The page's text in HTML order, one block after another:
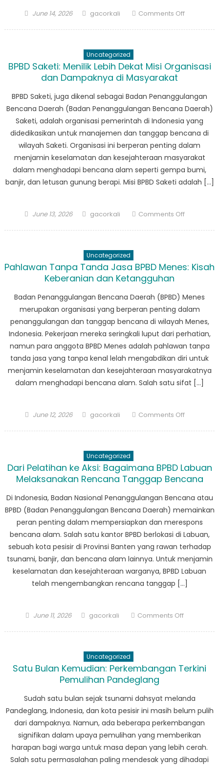
Posted
June 14, 2026 Author
gacorkali Comments Offon
Di
Dalam
Pekerjaan
BPBD
Cibaliung
Uncategorized
BPBD Saketi: Menilik Lebih Dekat Misi Organisasi
dan Dampaknya di Masyarakat
BPBD Saketi, juga dikenal sebagai Badan Penanggulangan
Bencana Daerah (Badan Penanggulangan Bencana Daerah)
Saketi, adalah organisasi pemerintah di Indonesia yang
didedikasikan untuk manajemen dan tanggap bencana di
wilayah Saketi. Organisasi ini berperan penting dalam
menjamin keselamatan dan kesejahteraan masyarakat
dalam menghadapi bencana alam seperti gempa bumi,
banjir, dan letusan gunung berapi. Misi BPBD Saketi adalah […]
Posted
June 13, 2026 Author
gacorkali Comments Offon
Dekat
di
Uncategorized
Pahlawan Tanpa Tanda Jasa BPBD Menes: Kisah
Keberanian dan Ketangguhan
Badan Penanggulangan Bencana Daerah (BPBD) Menes
merupakan organisasi yang berperan penting dalam
penanggulangan dan tanggap bencana di wilayah Menes,
Indonesia. Pekerjaan mereka seringkali luput dari perhatian,
namun para anggota BPBD Menes adalah pahlawan tanpa
tanda jasa yang tanpa kenal lelah mengabdikan diri untuk
menjamin keselamatan dan kesejahteraan masyarakatnya
dalam menghadapi bencana alam. Salah satu sifat […]
Posted
June 12, 2026 Author
gacorkali Comments Offon
BPBD
Menes:
dan
Uncategorized
Dari Pelatihan ke Aksi: Bagaimana BPBD Labuan
Melaksanakan Rencana Tanggap Bencana
Di Indonesia, Badan Nasional Penanggulangan Bencana atau
BPBD (Badan Penanggulangan Bencana Daerah) memainkan
peran penting dalam mempersiapkan dan merespons
bencana alam. Salah satu kantor BPBD berlokasi di Labuan,
sebuah kota pesisir di Provinsi Banten yang rawan terhadap
tsunami, banjir, dan bencana alam lainnya. Untuk menjamin
keselamatan dan kesejahteraan warganya, BPBD Labuan
telah mengembangkan rencana tanggap […]
Posted
June 11, 2026 Author
gacorkali Comments Offon
Labuan
Rencana
Tanggap
Bencana
Uncategorized
Satu Bulan Kemudian: Perkembangan Terkini
Pemulihan Pandeglang
Sudah satu bulan sejak tsunami dahsyat melanda
Pandeglang, Indonesia, dan kota pesisir ini masih belum pulih
dari dampaknya. Namun, ada beberapa perkembangan
signifikan dalam upaya pemulihan yang memberikan
harapan bagi warga untuk masa depan yang lebih cerah.
Salah satu permasalahan paling mendesak yang dihadapi